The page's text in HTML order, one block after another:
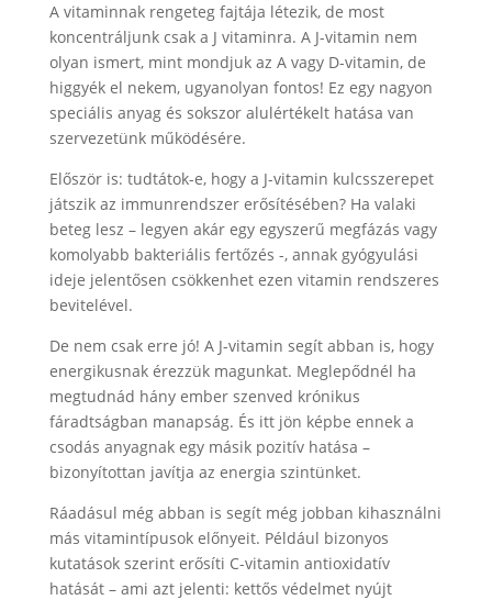
A vitaminnak rengeteg fajtája létezik, de most
koncentráljunk csak a J vitaminra. A J-vitamin nem
olyan ismert, mint mondjuk az A vagy D-vitamin, de
higgyék el nekem, ugyanolyan fontos! Ez egy nagyon
speciális anyag és sokszor alulértékelt hatása van
szervezetünk működésére.
Először is: tudtátok-e, hogy a J-vitamin kulcsszerepet
játszik az immunrendszer erősítésében? Ha valaki
beteg lesz – legyen akár egy egyszerű megfázás vagy
komolyabb bakteriális fertőzés -, annak gyógyulási
ideje jelentősen csökkenhet ezen vitamin rendszeres
bevitelével.
De nem csak erre jó! A J-vitamin segít abban is, hogy
energikusnak érezzük magunkat. Meglepődnél ha
megtudnád hány ember szenved krónikus
fáradtságban manapság. És itt jön képbe ennek a
csodás anyagnak egy másik pozitív hatása –
bizonyítottan javítja az energia szintünket.
Ráadásul még abban is segít még jobban kihasználni
más vitamintípusok előnyeit. Például bizonyos
kutatások szerint erősíti C-vitamin antioxidatív
hatását – ami azt jelenti: kettős védelmet nyújt